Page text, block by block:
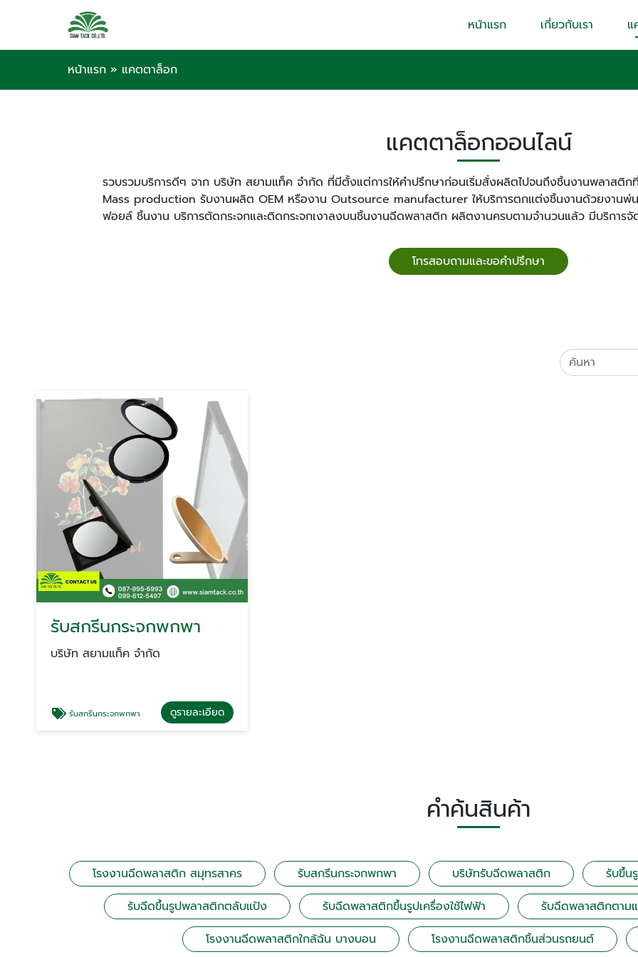
หน้าแรก เกี่ยวกับเรา แ
หน้าแรก » แคตตาล็อก
แคตตาล็อกออนไลน์
รวบรวมบริการดีๆ จาก บริษัท สยามแท็ค จำกัด ที่มีตั้งแต่การให้คำปรึกษาก่อนเริ่มสั่งผลิตไปจนถึงชิ้นงานพลาสติ
Mass production รับงานผลิต OEM หรืองาน Outsource manufacturer ให้บริการตกแต่งชิ้นงานด้วยงา
ฟอยล์ ชิ้นงาน บริการตัดกระจกและติดกระจกเงาลงบนชิ้นงานฉีดพลาสติก ผลิตงานครบตามจำนวนแล้ว มีบริการจั
โทรสอบถามและขอคำปรึกษา
รับสกรีนกระจกพกพา
บริษัท สยามแท็ค จำกัด
รับสกรีนกระจกพกพา ดูรายละเอียด
คำค้นสินค้า
โรงงานฉีดพลาสติก สมุทรสาคร รับสกรีนกระจกพกพา บริษัทรับฉีดพลาสติก รับขึ้น
รับฉีดขึ้นรูปพลาสติกตลับแป้ง
รับฉีดพลาสติกขึ้นรูปเครื่องใช้ไฟฟ้า รับฉีดพลาสติกตาม
โรงงานฉีดพลาสติกใกล้ฉัน บางบอน
โรงงานฉีดพลาสติกชิ้นส่วนรถยนต์